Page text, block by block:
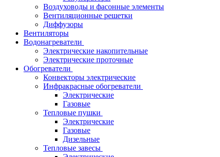
Воздуховоды и фасонные элементы
Вентиляционные решетки
Диффузоры
Вентиляторы
Водонагреватели
Электрические накопительные
Электрические проточные
Обогреватели
Конвекторы электрические
Инфракрасные обогреватели
Электрические
Газовые
Тепловые пушки
Электрические
Газовые
Дизельные
Тепловые завесы